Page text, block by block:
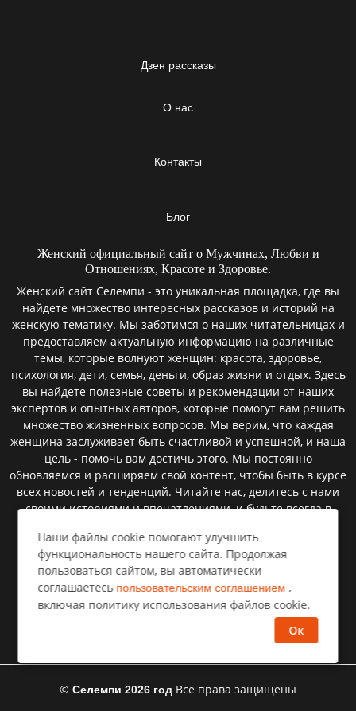
Дзен рассказы
О нас
Контакты
Блог
Женский официальный сайт о Мужчинах, Любви и
Отношениях, Красоте и Здоровье.
Женский сайт Селемпи - это уникальная площадка, где вы
найдете множество интересных рассказов и историй на
женскую тематику. Мы заботимся о наших читательницах и
предоставляем актуальную информацию на различные
темы, которые волнуют женщин: красота, здоровье,
психология, дети, семья, деньги, образ жизни и отдых. Здесь
вы найдете полезные советы и рекомендации от наших
экспертов и опытных авторов, которые помогут вам решить
множество жизненных вопросов. Мы верим, что каждая
женщина заслуживает быть счастливой и успешной, и наша
цель - помочь вам достичь этого. Мы постоянно
обновляемся и расширяем свой контент, чтобы быть в курсе
всех новостей и тенденций. Читайте нас, делитесь с нами
своими историями и впечатлениями, и будьте всегда в
Пользовательское соглашение
Политика конфиденциальности
© Селемпи 2026 год Все права защищены
Наши файлы cookie помогают улучшить
функциональность нашего сайта. Продолжая
пользоваться сайтом, вы автоматически
соглашаетесь пользовательским соглашением ,
включая политику использования файлов cookie.
Ок